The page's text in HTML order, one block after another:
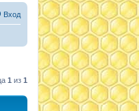
Вход
1 из 1